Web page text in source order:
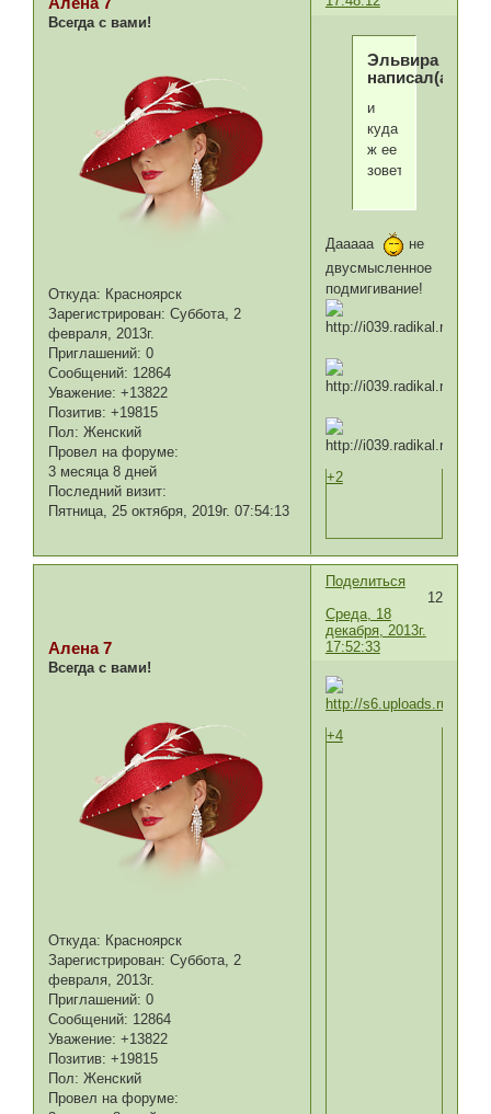
Всегда с вами!
Откуда: Красноярск
Зарегистрирован: Суббота, 2
февраля, 2013г.
Приглашений: 0
Сообщений: 12864
Уважение: +13822
Позитив: +19815
Пол: Женский
Провел на форуме:
3 месяца 8 дней
Последний визит:
Пятница, 25 октября, 2019г. 07:54:13
Эльвира
написал(а):
и
куда
ж ее
зовет?
Дааааа
не
двусмысленное
подмигивание!
+2
Поделиться
12
Среда, 18
декабря, 2013г.
17:52:33
Алена 7
Всегда с вами!
Откуда: Красноярск
Зарегистрирован: Суббота, 2
февраля, 2013г.
Приглашений: 0
Сообщений: 12864
Уважение: +13822
Позитив: +19815
Пол: Женский
Провел на форуме:
+4